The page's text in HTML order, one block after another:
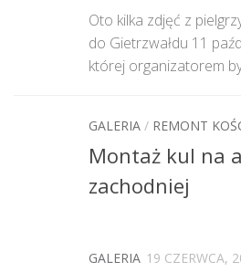
Oto kilka zdjęć z
do Gietrzwałdu 11
której organizatorem
GALERIA / REMONT
Montaż kul na
zachodniej
GALERIA 19 CZERWCA,